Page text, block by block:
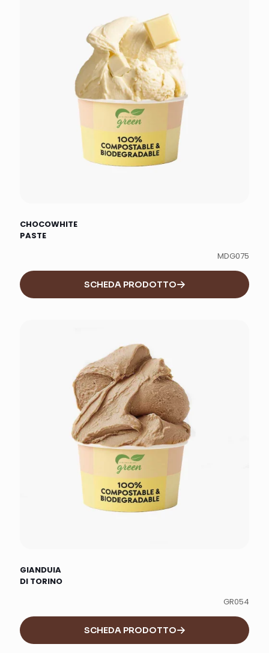
CHOCOWHITE
PASTE
MDG075
SCHEDA PRODOTTO
GIANDUIA
DI TORINO
GR054
SCHEDA PRODOTTO